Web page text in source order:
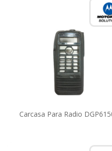
Carcasa Para Radio